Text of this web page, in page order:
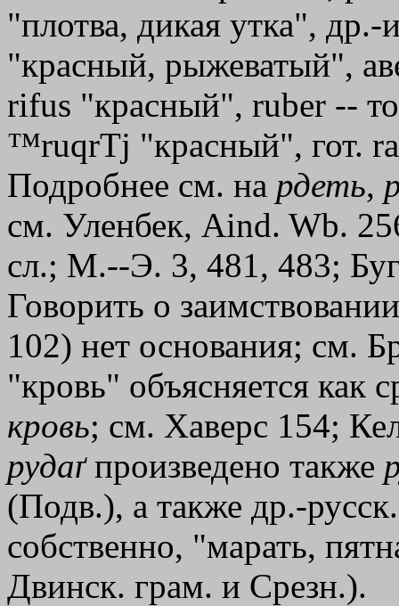
"плотва, дикая утка",
"красный, рыжеватый",
rіfus "красный", ruber --
™ruqrТj "красный", гот.
Подробнее см. на рдеть,
см. Уленбек, Aind. Wb.
сл.; М.--Э. 3, 481, 483;
Говорить о
102) нет основания; см.
"кровь" объясняется как
кровь; см. Хаверс 154;
рудаґпроизведено также
(Подв.), а также др.-
собственно, "марать,
Двинск. грам. и Срезн.).